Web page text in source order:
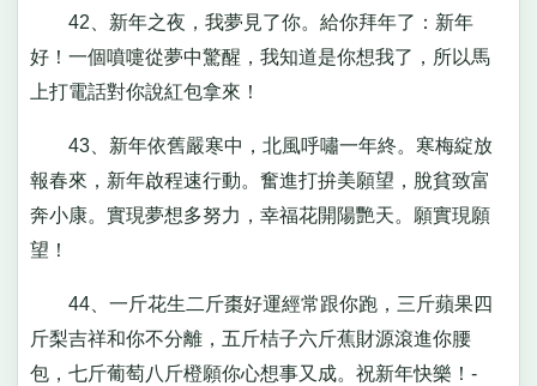
42、新年之夜，我夢見了你。給你拜年了：新年
好！一個噴嚏從夢中驚醒，我知道是你想我了，所以馬
上打電話對你說紅包拿來！
43、新年依舊嚴寒中，北風呼嘯一年終。寒梅綻放
報春來，新年啟程速行動。奮進打拚美願望，脫貧致富
奔小康。實現夢想多努力，幸福花開陽艷天。願實現願
望！
44、一斤花生二斤棗好運經常跟你跑，三斤蘋果四
斤梨吉祥和你不分離，五斤桔子六斤蕉財源滾進你腰
包，七斤葡萄八斤橙願你心想事又成。祝新年快樂！-